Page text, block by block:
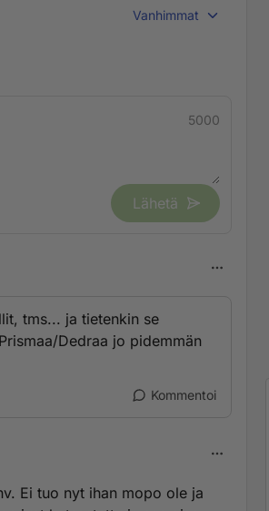
Vanhimmat
5000
Lähetä
tms... ja tietenkin se
Dedraa jo pidemmän
Kommentoi
Ei tuo nyt ihan mopo ole ja